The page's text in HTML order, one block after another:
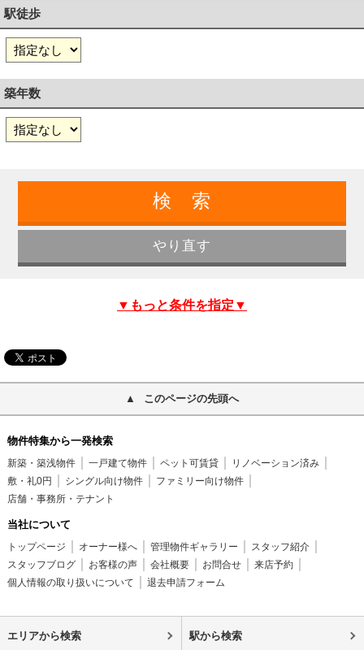
駅徒歩
築年数
▼もっと条件を指定▼
このページの先頭へ
物件特集から一発検索
新築・築浅物件 一戸建て物件 ペット可賃貸
リノベーション済み
敷・礼0円
シングル向け物件
ファミリー向け物件
店舗・事務所・テナント
当社について
トップページ オーナー様へ 管理物件ギャラリー
スタッフ紹介
スタッフブログ
お客様の声 会社概要 お問合せ
来店予約
個人情報の取り扱いについて
退去申請フォーム
エリアから検索 駅から検索